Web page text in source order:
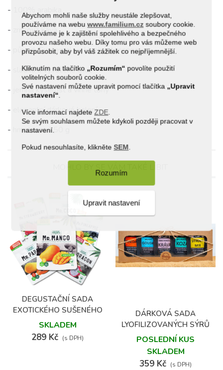
Abychom mohli naše služby neustále zlepšovat,
používáme na webuwww.familium.cz soubory cookie.
Používáme je k zajištění spolehlivého a bezpečného
provozu našeho webu. Díky tomu pro vás můžeme web
přizpůsobit, aby byl váš zážitek co nejpříjemnější.
Kliknutím na tlačítko „Rozumím“ povolíte použití
volitelných souborů cookie.
Své nastavení můžete upravit pomocí tlačítka „Upravit
nastavení“
Více informací najdete ZDE
Se svým souhlasem můžete kdykoli později pracovat v
nastavení.
Pokud nesouhlasíte, klikněte SEM
Rozumím
Upravit nastavení
- 100% arabika
- zrnková káva
- původ: Guatemala – Huehuetenango
- sladká a vyvážená chuť
- jemná kyselost a vinné tóny
- elegantní dárkové balení
- hmotnost 250 g
MOHLO BY SE VÁM TAKÉ LÍBIT
DEGUSTAČNÍ SADA
EXOTICKÉHO SUŠENÉHO
OVOCE 6 KS
SKLADEM
289 Kč (s DPH)
DÁRKOVÁ SADA
LYOFILIZOVANÝCH SÝRŮ
POSLEDNÍ KUS
SKLADEM
359 Kč (s DPH)